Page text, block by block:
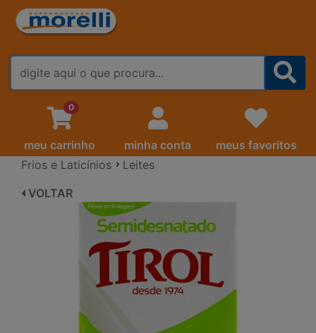
FALE CONOSCO
0
meu carrinho minha conta
meus favoritos
Frios e Laticínios
Leites
VOLTAR